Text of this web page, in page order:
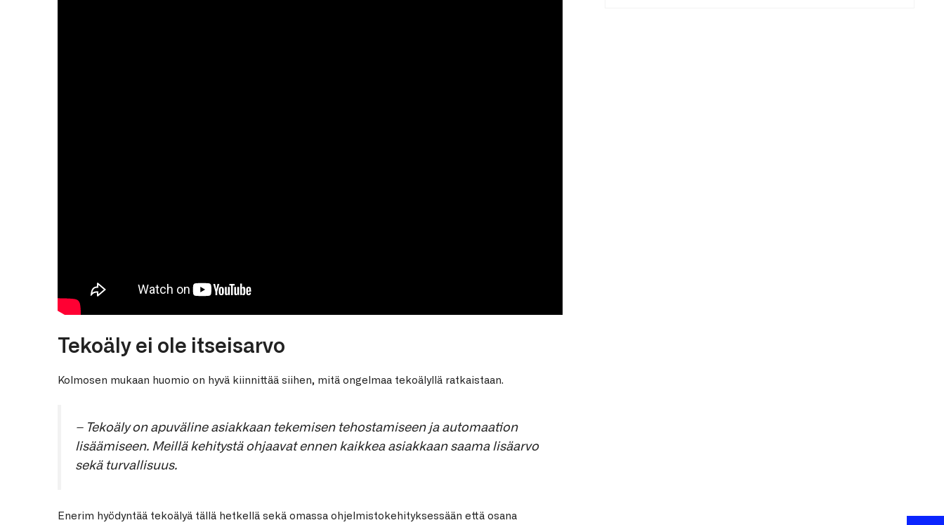
Tekoäly ei ole itseisarvo
Kolmosen mukaan huomio on hyvä kiinnittää siihen, mitä ongelmaa tekoälyllä ratkaistaan.
– Tekoäly on apuväline asiakkaan tekemisen tehostamiseen ja automaation
lisäämiseen. Meillä kehitystä ohjaavat ennen kaikkea asiakkaan saama lisäarvo
sekä turvallisuus.
Enerim hyödyntää tekoälyä tällä hetkellä sekä omassa ohjelmistokehityksessään että osana